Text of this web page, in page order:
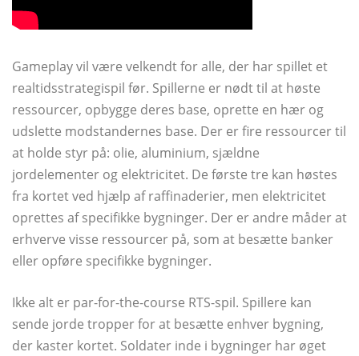
Gameplay vil være velkendt for alle, der har spillet et
realtidsstrategispil før. Spillerne er nødt til at høste
ressourcer, opbygge deres base, oprette en hær og
udslette modstandernes base. Der er fire ressourcer til
at holde styr på: olie, aluminium, sjældne
jordelementer og elektricitet. De første tre kan høstes
fra kortet ved hjælp af raffinaderier, men elektricitet
oprettes af specifikke bygninger. Der er andre måder at
erhverve visse ressourcer på, som at besætte banker
eller opføre specifikke bygninger.
Ikke alt er par-for-the-course RTS-spil. Spillere kan
sende jorde tropper for at besætte enhver bygning,
der kaster kortet. Soldater inde i bygninger har øget